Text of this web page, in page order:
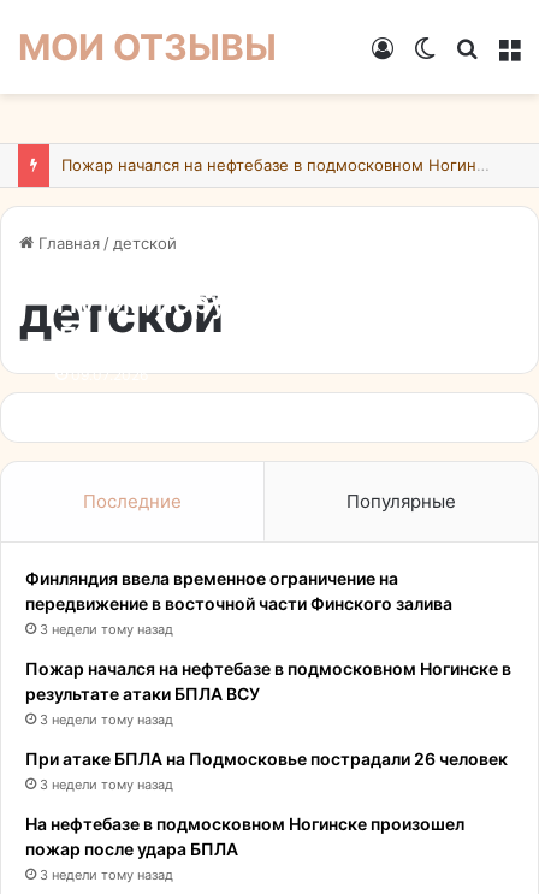
МОИ ОТЗЫВЫ
Switch
Войти
Пожар начался на нефтебазе в подмосковном Ногинске в результате атаки БПЛА ВСУ
Главная / детской
детской
Путин поручил установить
День детской книги и
создать “Российское
09.07.2026
Последние Популярные
Финляндия ввела временное ограничение на
передвижение в восточной части Финского залива
3 недели тому назад
Пожар начался на нефтебазе в подмосковном Ногинске в
результате атаки БПЛА ВСУ
3 недели тому назад
При атаке БПЛА на Подмосковье пострадали 26 человек
3 недели тому назад
На нефтебазе в подмосковном Ногинске произошел
пожар после удара БПЛА
3 недели тому назад